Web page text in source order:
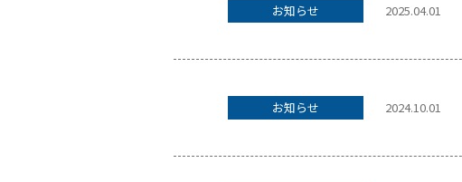
お知らせ 2025.04.01
お知らせ 2024.10.01